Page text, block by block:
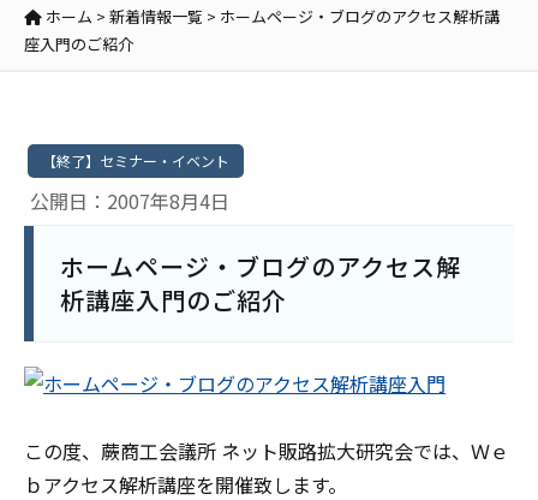
ホーム > 新着情報一覧 > ホームページ・ブログのアクセス解析講
座入門のご紹介
公開日：2007年8月4日
【終了】セミナー・イベント
ホームページ・ブログのアクセス解
析講座入門のご紹介
この度、蕨商工会議所 ネット販路拡大研究会では、Ｗｅ
ｂアクセス解析講座を開催致します。